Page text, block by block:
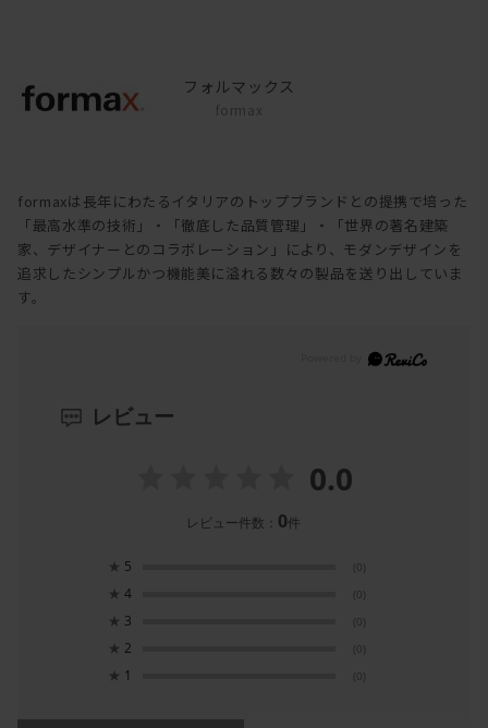
フォルマックス
formax
formaxは長年にわたるイタリアのトップブランドとの提携で培った
「最高水準の技術」・「徹底した品質管理」・「世界の著名建築
家、デザイナーとのコラボレーション」により、モダンデザインを
追求したシンプルかつ機能美に溢れる数々の製品を送り出していま
す。
レビュー
0.0
レビュー件数： 0件
★ 5 (0)
★ 4 (0)
★ 3 (0)
★ 2 (0)
★ 1 (0)